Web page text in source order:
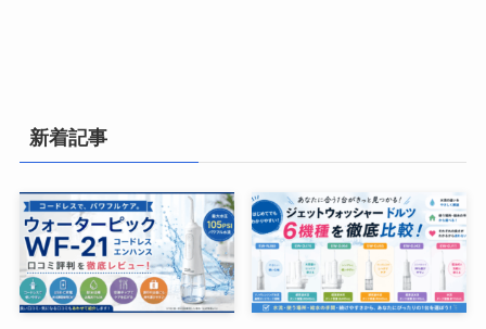
新着記事